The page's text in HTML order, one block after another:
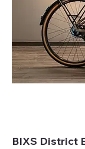
BIXS District